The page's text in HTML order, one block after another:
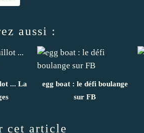
aussi :
... La
egg boat : le défi boulange
sur FB
cet article